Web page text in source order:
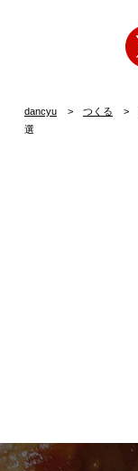
dancyu つくる
選